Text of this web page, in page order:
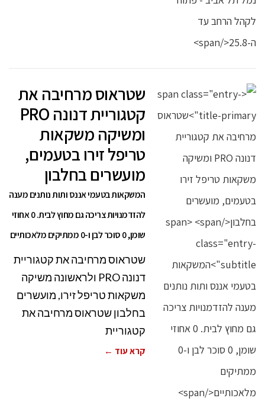
שטראוס מרחיבה את
קטגוריית דנונה PRO
ומשיקה משקאות
טריפל זירו בטעמים,
מועשרים בחלבון
המשקאות בטעמי אננס ותות נותנים מענה
להזדמנויות צריכה גם מחוץ לבית. 0 אחוזי
שומן, 0 סוכר לבן ו-0 ממתיקים מלאכותיים
שטראוס מרחיבה את קטגוריית
דנונה PRO ולראשונה משיקה
משקאות טריפל זירו, מועשרים
בחלבון שטראוס מרחיבה את
קטגוריית
קרא עוד ←